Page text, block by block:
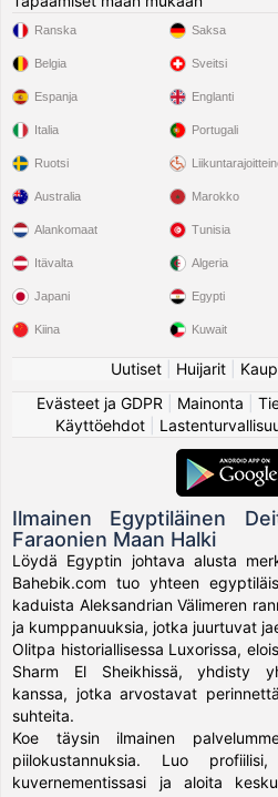
Ranska
Belgia
Espanja
Italia
Ruotsi
Saksa
Sveitsi
Englanti
Portugali
Australia
Alankomaat
Itävalta
Japani
Kiina
Marokko
Tunisia
Algeria
Egypti
Kuwait
Uutiset Huijarit
Evästeet ja GDPR
Mainonta
Käyttöehdot
Ilmainen Egyptiläinen
Faraonien Maan Halki
Löydä Egyptin johtava alusta
Bahebik.com tuo yhteen
kaduista Aleksandrian Välimeren
ja kumppanuuksia, jotka juurtuvat
Olitpa historiallisessa Luxorissa,
Sharm El Sheikhissä, yhdisty
kanssa, jotka arvostavat
suhteita.
Koe täysin ilmainen
piilokustannuksia. Luo
kuvernementissasi ja aloita